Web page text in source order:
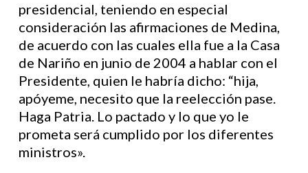
presidencial, teniendo en especial
consideración las afirmaciones de Medina,
de acuerdo con las cuales ella fue a la Casa
de Nariño en junio de 2004 a hablar con el
Presidente, quien le habría dicho: “hija,
apóyeme, necesito que la reelección pase.
Haga Patria. Lo pactado y lo que yo le
prometa será cumplido por los diferentes
ministros».